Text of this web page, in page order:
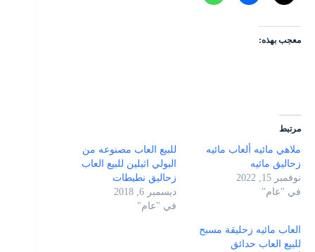
معجب بهذه:
مرتبط
ملاهي مائيه ألعاب مائيه
زحاليق مائيه
نوفمبر 15, 2022
في "عام"
للبيع العاب مصنوعه من
البولي اثيلين للبيع العاب
زحاليق نطيطات
ديسمبر 6, 2018
في "عام"
العاب مائيه زحليقة مسبح
للبيع العاب حدائق